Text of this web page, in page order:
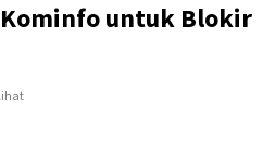
Kominfo untuk Blokir